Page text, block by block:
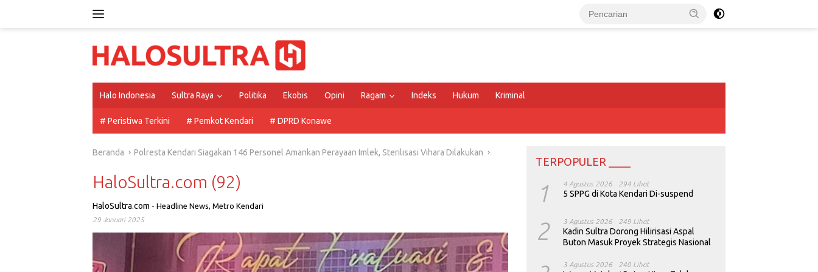
Halo Indonesia Sultra Raya Politika Ekobis Opini Ragam Indeks Hukum Kriminal
# Peristiwa Terkini # Pemkot Kendari # DPRD Konawe
Beranda Polresta Kendari Siagakan 146 Personel Amankan Perayaan Imlek, Sterilisasi Vihara Dilakukan
HaloSultra.com (92)
HaloSultra.com - Headline News, Metro Kendari
29 Januari 2025
TERPOPULER ____
1 4 Agustus 2026 294 Lihat
5 SPPG di Kota Kendari Di-suspend
2 3 Agustus 2026 249 Lihat
Kadin Sultra Dorong Hilirisasi Aspal
Buton Masuk Proyek Strategis Nasional
3 Agustus 2026 240 Lihat